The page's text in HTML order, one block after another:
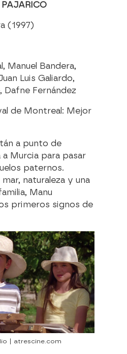
(1997)
Manuel Bandera,
Luis Galiardo,
Dafne Fernández
de Montreal: Mejor
a punto de
Murcia para pasar
paternos.
naturaleza y una
Manu
primeros signos de
| atrescine.com